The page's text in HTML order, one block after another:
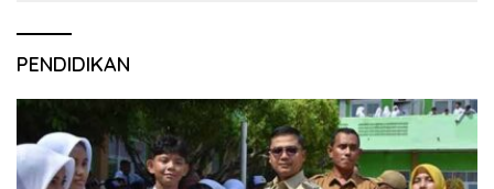
PENDIDIKAN